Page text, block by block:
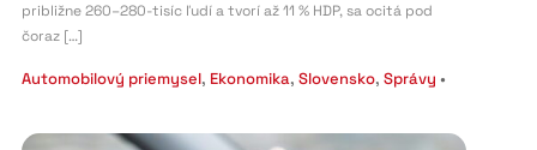
približne 260–280-tisíc ľudí a tvorí až 11 % HDP, sa ocitá pod
čoraz […]
Automobilový priemysel, Ekonomika, Slovensko, Správy •